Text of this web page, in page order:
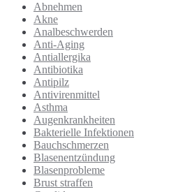
Abnehmen
Akne
Analbeschwerden
Anti-Aging
Antiallergika
Antibiotika
Antipilz
Antivirenmittel
Asthma
Augenkrankheiten
Bakterielle Infektionen
Bauchschmerzen
Blasenentzündung
Blasenprobleme
Brust straffen